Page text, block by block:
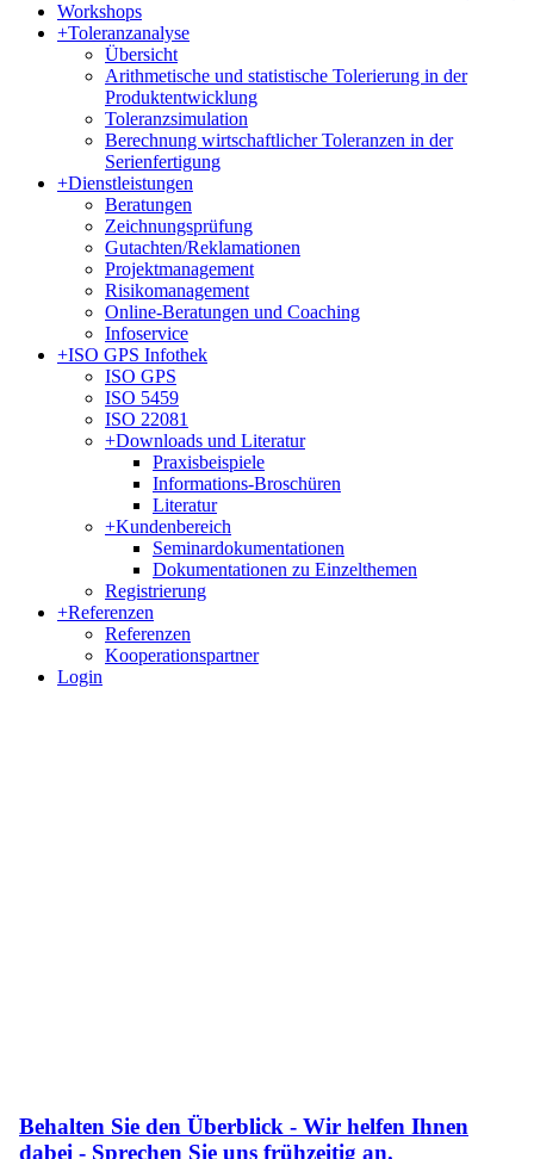
Workshops
+Toleranzanalyse
Übersicht
Arithmetische und statistische Tolerierung in der
Produktentwicklung
Toleranzsimulation
Berechnung wirtschaftlicher Toleranzen in der
Serienfertigung
+Dienstleistungen
Beratungen
Zeichnungsprüfung
Gutachten/Reklamationen
Projektmanagement
Risikomanagement
Online-Beratungen und Coaching
Infoservice
+ISO GPS Infothek
ISO GPS
ISO 5459
ISO 22081
+Downloads und Literatur
Praxisbeispiele
Informations-Broschüren
Literatur
+Kundenbereich
Seminardokumentationen
Dokumentationen zu Einzelthemen
Registrierung
+Referenzen
Referenzen
Kooperationspartner
Login
Behalten Sie den Überblick - Wir helfen Ihnen
dabei - Sprechen Sie uns frühzeitig an.